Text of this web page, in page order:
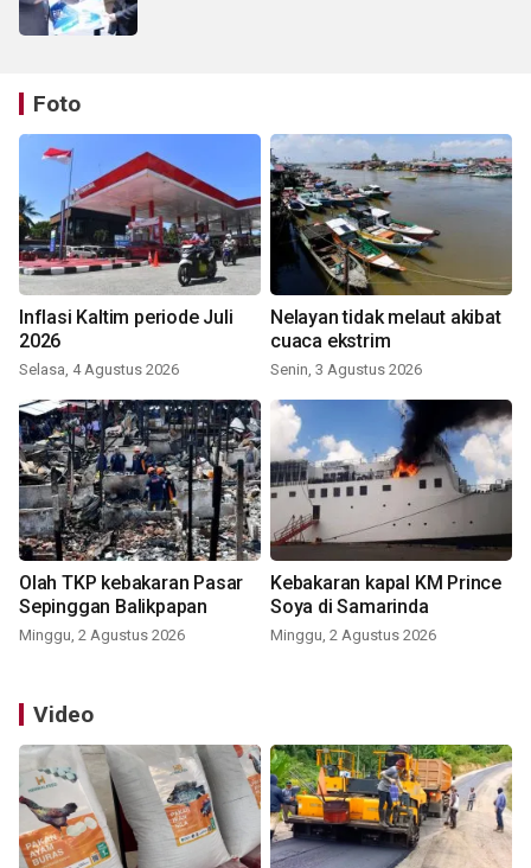
Foto
Inflasi Kaltim periode Juli
2026
Selasa, 4 Agustus 2026
Nelayan tidak melaut akibat
cuaca ekstrim
Senin, 3 Agustus 2026
Olah TKP kebakaran Pasar
Sepinggan Balikpapan
Minggu, 2 Agustus 2026
Kebakaran kapal KM Prince
Soya di Samarinda
Minggu, 2 Agustus 2026
Video